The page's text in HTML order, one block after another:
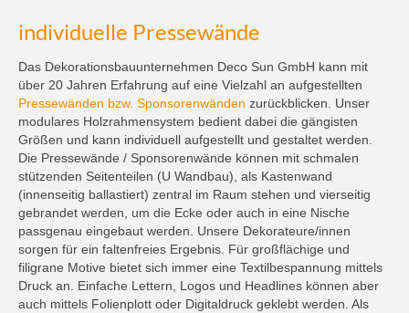
individuelle Pressewände
Das Dekorationsbauunternehmen Deco Sun GmbH kann mit
über 20 Jahren Erfahrung auf eine Vielzahl an aufgestellten
Pressewänden bzw. Sponsorenwänden zurückblicken. Unser
modulares Holzrahmensystem bedient dabei die gängisten
Größen und kann individuell aufgestellt und gestaltet werden.
Die Pressewände / Sponsorenwände können mit schmalen
stützenden Seitenteilen (U Wandbau), als Kastenwand
(innenseitig ballastiert) zentral im Raum stehen und vierseitig
gebrandet werden, um die Ecke oder auch in eine Nische
passgenau eingebaut werden. Unsere Dekorateure/innen
sorgen für ein faltenfreies Ergebnis. Für großflächige und
filigrane Motive bietet sich immer eine Textilbespannung mittels
Druck an. Einfache Lettern, Logos und Headlines können aber
auch mittels Folienplott oder Digitaldruck geklebt werden. Als